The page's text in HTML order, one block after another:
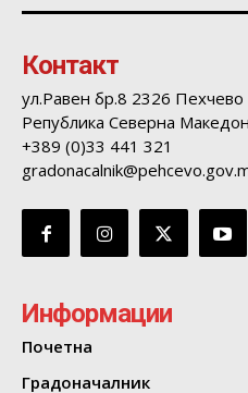
Контакт
ул.Равен бр.8 2326 Пехчево
Република Северна
+389 (0)33 441 321
Информации
Почетна
Градоначалник